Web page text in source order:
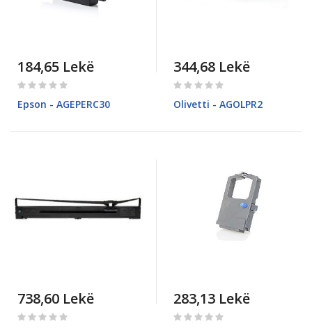
184,65 Lekë
Rating:
Epson - AGEPERC30
344,68 Lekë
Rating:
Olivetti - AGOLPR2
738,60 Lekë
Rating:
283,13 Lekë
Rating: